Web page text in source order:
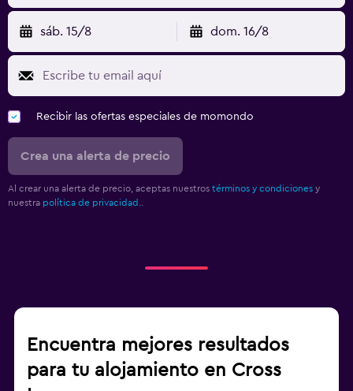
sáb. 15/8 dom. 16/8
Recibir las ofertas especiales de momondo
Crea una alerta de precio
Al crear una alerta de precio, aceptas nuestros términos y condiciones y
nuestra política de privacidad.
Encuentra mejores resultados
para tu alojamiento en Cross